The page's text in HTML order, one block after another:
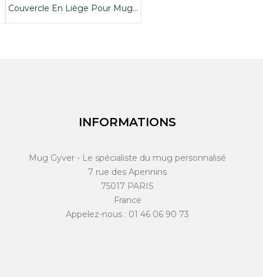
Couvercle En Liège Pour Mug...
INFORMATIONS
Mug Gyver - Le spécialiste du mug personnalisé
7 rue des Apennins
75017 PARIS
France
Appelez-nous : 01 46 06 90 73